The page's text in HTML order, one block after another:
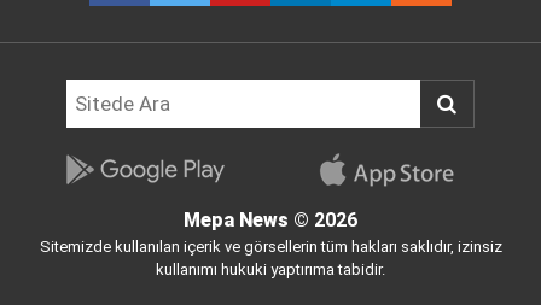
Mepa News © 2026
Sitemizde kullanılan içerik ve görsellerin tüm hakları saklıdır, izinsiz
kullanımı hukuki yaptırıma tabidir.